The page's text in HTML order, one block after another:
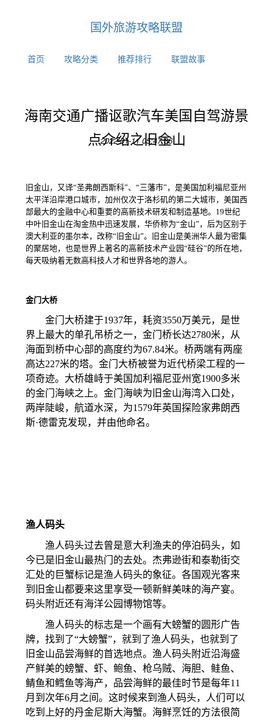
国外旅游攻略联盟
首页 攻略分类 推荐排行 联盟故事
海南交通广播讴歌汽车美国自驾游景
点介绍之旧金山
2022-01-11 05:47:36
旧金山，又译“圣弗朗西斯科”、“三藩市”，是美国加利福尼亚州
太平洋沿岸港口城市，加州仅次于洛杉矶的第二大城市，美国西
部最大的金融中心和重要的高新技术研发和制造基地。19世纪
中叶旧金山在淘金热中迅速发展，华侨称为“金山”，后为区别于
澳大利亚的墨尔本，改称“旧金山”。旧金山是美洲华人最为密集
的聚居地，也是世界上著名的高新技术产业园“硅谷”的所在地，
每天吸纳着无数高科技人才和世界各地的游人。
金门大桥
金门大桥建于1937年，耗资3550万美元，是世
界上最大的单孔吊桥之一，金门桥长达2780米，从
海面到桥中心部的高度约为67.84米。桥两端有两座
高达227米的塔。金门大桥被誉为近代桥梁工程的一
项奇迹。大桥雄峙于美国加利福尼亚州宽1900多米
的金门海峡之上。金门海峡为旧金山海湾入口处，
两岸陡峻，航道水深，为1579年英国探险家弗朗西
斯·德雷克发现，并由他命名。
渔人码头
渔人码头过去曾是意大利渔夫的停泊码头，如
今已是旧金山最热门的去处。杰弗逊街和泰勒街交
汇处的巨蟹标记是渔人码头的象征。各国观光客来
到旧金山都要来这里享受一顿新鲜美味的海产宴。
码头附近还有海洋公园博物馆等。
渔人码头的标志是一个画有大螃蟹的圆形广告
牌，找到了“大螃蟹”，就到了渔人码头，也就到了
旧金山品尝海鲜的首选地点。渔人码头附近沿海盛
产鲜美的螃蟹、虾、鲍鱼、枪乌贼、海胆、鲑鱼、
鲭鱼和鳕鱼等海产，品尝海鲜的最佳时节是每年11
月到次年6月之间。这时候来到渔人码头，人们可以
吃到上好的丹金尼斯大海蟹。海鲜烹饪的方法很简